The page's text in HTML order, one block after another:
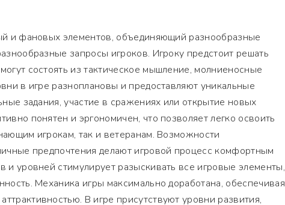
и фановых элементов, объединяющий разнообразные
запросы игроков. Игроку предстоит решать
состоять из тактическое мышление, молниеносные
в игре разноплановы и предоставляют уникальные
задания, участие в сражениях или открытие новых
понятен и эргономичен, что позволяет легко освоить
игрокам, так и ветеранам. Возможности
предпочтения делают игровой процесс комфортным
и уровней стимулирует разыскивать все игровые элементы,
Механика игры максимально доработана, обеспечивая
В игре присутствуют уровни развития,